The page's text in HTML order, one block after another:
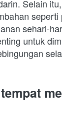
Selain
seperti
sehari-
untuk